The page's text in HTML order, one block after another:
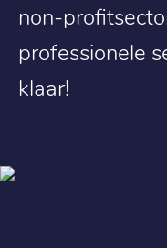
non-
professionele
klaar!